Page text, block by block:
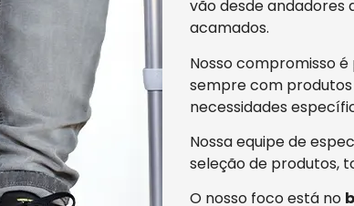
vão desde
acamados.
Nosso compromisso
sempre com
necessidades
Nossa equipe de
seleção de produtos,
O nosso foco está no